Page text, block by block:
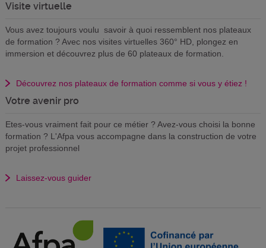
Visite virtuelle
Vous avez toujours voulu savoir à quoi ressemblent nos plateaux
de formation ? Avec nos visites virtuelles 360° HD, plongez en
immersion et découvrez plus de 60 plateaux de formation.
Découvrez nos plateaux de formation comme si vous y étiez !
Votre avenir pro
Etes-vous vraiment fait pour ce métier ? Avez-vous choisi la bonne
formation ? L'Afpa vous accompagne dans la construction de votre
projet professionnel
Laissez-vous guider